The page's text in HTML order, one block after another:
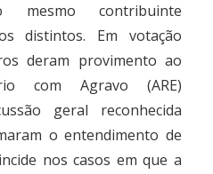
mesmo contribuinte
distintos. Em votação
deram provimento ao
com Agravo (ARE)
geral reconhecida
o entendimento de
nos casos em que a